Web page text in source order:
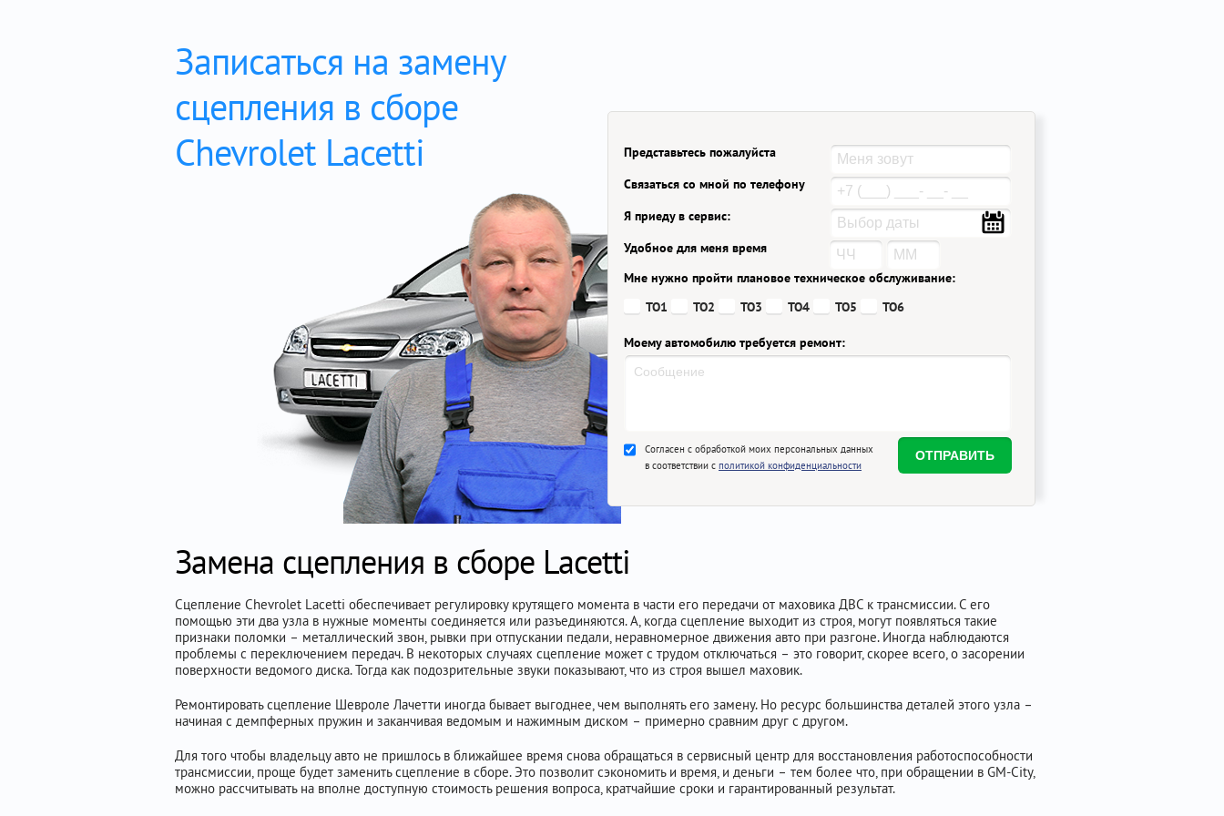
Записаться на замену
сцепления в сборе
Chevrolet Lacetti
Представьтесь пожалуйста
Связаться со мной по телефону
Я приеду в сервис:
Удобное для меня время
Мне нужно пройти плановое техническое обслуживание:
ТО1
ТО2 ТО3 ТО4 ТО5 ТО6
Моему автомобилю требуется ремонт:
Согласен с обработкой моих персональных данных
в соответствии с политикой конфиденциальности
Замена сцепления в сборе Lacetti
Сцепление Chevrolet Lacetti обеспечивает регулировку крутящего момента в части его передачи от маховика ДВС к трансмиссии. С его
помощью эти два узла в нужные моменты соединяется или разъединяются. А, когда сцепление выходит из строя, могут появляться такие
признаки поломки – металлический звон, рывки при отпускании педали, неравномерное движения авто при разгоне. Иногда наблюдаются
проблемы с переключением передач. В некоторых случаях сцепление может с трудом отключаться – это говорит, скорее всего, о засорении
поверхности ведомого диска. Тогда как подозрительные звуки показывают, что из строя вышел маховик.
Ремонтировать сцепление Шевроле Лачетти иногда бывает выгоднее, чем выполнять его замену. Но ресурс большинства деталей этого узла –
начиная с демпферных пружин и заканчивая ведомым и нажимным диском – примерно сравним друг с другом.
Для того чтобы владельцу авто не пришлось в ближайшее время снова обращаться в сервисный центр для восстановления работоспособности
трансмиссии, проще будет заменить сцепление в сборе. Это позволит сэкономить и время, и деньги – тем более что, при обращении в GM-City,
можно рассчитывать на вполне доступную стоимость решения вопроса, кратчайшие сроки и гарантированный результат.